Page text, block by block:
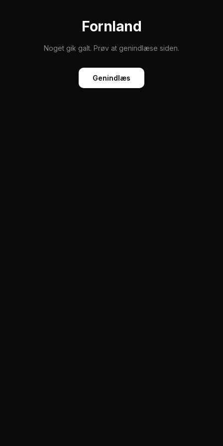
Fornland
Noget gik galt. Prøv at genindlæse siden.
Genindlæs